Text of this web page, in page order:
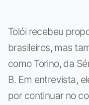
Tolói recebeu
brasileiros, mas
como Torino, da
B. Em entrevista,
por continuar no